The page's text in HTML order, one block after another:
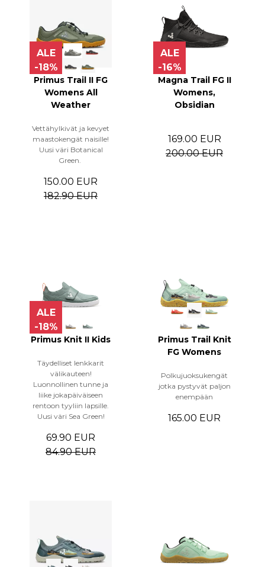
ALE
-18%
Primus Trail II FG
Womens All
Weather
Vettähylkivät ja kevyet
maastokengät naisille!
Uusi väri Botanical
Green.
150.00 EUR
182.90 EUR
ALE
-16%
Magna Trail FG II
Womens,
Obsidian
169.00 EUR
200.00 EUR
ALE
-18%
Primus Knit II Kids
Täydelliset lenkkarit
välikauteen!
Luonnollinen tunne ja
liike jokapäiväiseen
rentoon tyyliin lapsille.
Uusi väri Sea Green!
69.90 EUR
84.90 EUR
Primus Trail Knit
FG Womens
Polkujuoksukengät
jotka pystyvät paljon
enempään
165.00 EUR